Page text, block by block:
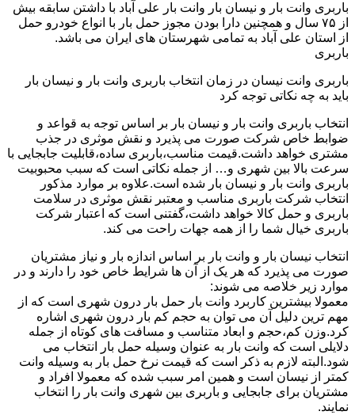
باربری وانت بار و نیسان بار وانت بار علی آباد با داشتن سابقه بیش
از ۷۵ سال و همچنین دارا بودن مجوز حمل بار با انواع خودرو حمل
از استان علی آباد به تمامی شهرستان های ایران می باشد.
باربری
باربری وانت نیسان در زمان انتخاب باربری وانت بار و نیسان بار
باید به چه نکاتی توجه کرد
انتخاب باربری وانت بار و نیسان بار بر اساس توجه به قواعد و
ضوابط خاص شرکت صورت می پذیرد و نقش موثری در جذب
مشتری خواهد داشت.قیمت مناسب،باربری ساده،قابلیت جابجایی با
سرعت بالا بین شهری و… از جمله نکاتی است که سبب محبوبیت
باربری وانت بار و نیسان بار شده است.علاوه بر موارد مذکور
انتخاب شرکت باربری مناسب و معتبر نقش موثری در سلامت
باربری و حمل کالا خواهد داشت،گفتنی است که اعتبار شرکت
باربری خیال شما را از همه جهات راحت می کند.
انتخاب نیسان بار و وانت بار بر اساس اندازه بار و نیاز مشتریان
صورت می پذیرد که هر یک از آن ها شرایط خاص خود را دارند و در
موارد زیر خلاصه می شوند:
معمولا بیشترین کاربرد وانت بار حمل بار درون شهری است که از
مهم ترین دلیل آن می توان به حجم کم بار درون شهری اشاره
کرد.وزن کم،حجم و ابعاد متناسب و مسافت های کوتاه از جمله
دلایلی است که وانت بار به عنوان وسیله حمل بار انتخاب می
شود.البته لازم به ذکر است که قیمت نرخ حمل بار به وسیله وانت
کمتر از نیسان است و همین امر سبب شده که معمولا افراد و
مشتریان برای جابجایی و باربری بین شهری وانت بار را انتخاب
نمایند.